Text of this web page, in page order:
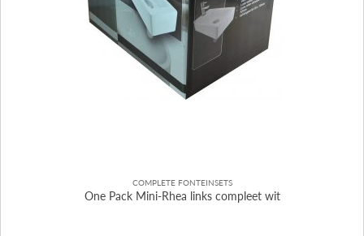
COMPLETE FONTEINSETS
One Pack Mini-Rhea links compleet wit